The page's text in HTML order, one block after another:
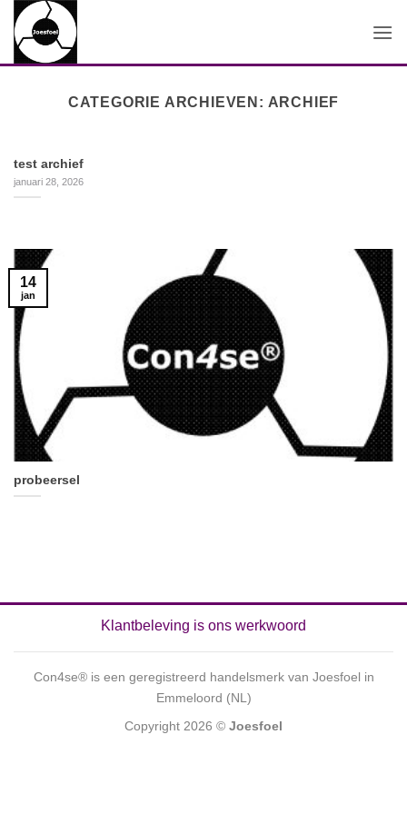
naar
inhoud
CATEGORIE ARCHIEVEN: ARCHIEF
test archief
januari 28, 2026
probeersel
14
jan
Klantbeleving is ons werkwoord
Con4se® is een geregistreerd handelsmerk van Joesfoel in
Emmeloord (NL)
Copyright 2026 © Joesfoel